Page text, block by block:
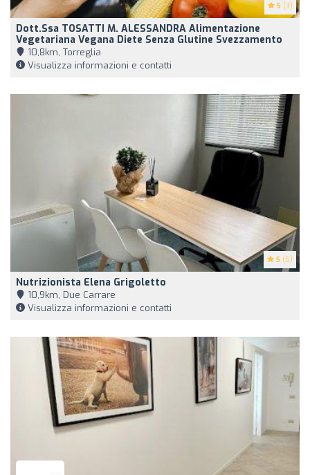
5 (3)
Dott.ssa TOSATTI M. ALESSANDRA Alimentazione
Vegetariana Vegana Diete Senza Glutine Svezzamento
10,8km, Torreglia
Visualizza informazioni e contatti
5 (5)
Nutrizionista Elena Grigoletto
10,9km, Due Carrare
Visualizza informazioni e contatti